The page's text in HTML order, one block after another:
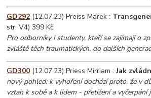
GD292 (12.07.23) Preiss Marek :
str. V4) 399 Kč
Pro odborníky i studenty, kteří se zajímají o
zvláště těch traumatických, do dalších
GD300 (12.07.23) Priess Mirriam :Jak
nový pohled: k vyhoření dochází proto, že v
vztah k sobě a k lidem - přetížení a vyčerpání